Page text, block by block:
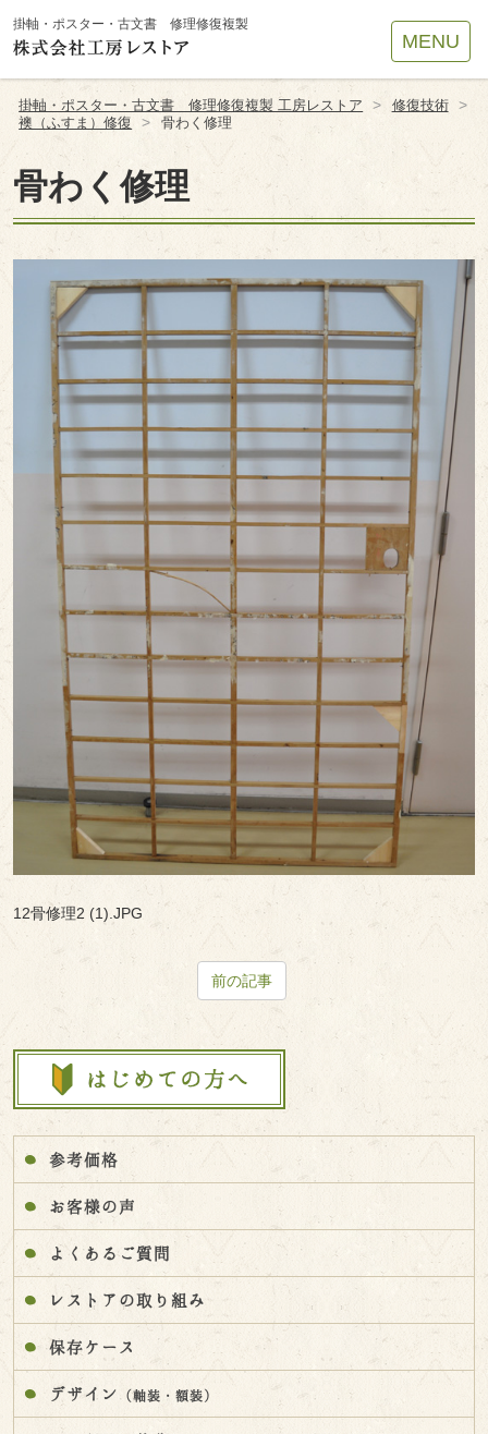
掛軸・ポスター・古文書 修理修復複製
MENU
掛軸・ポスター・古文書 修理修復複製 工房レストア > 修復技術 >
襖（ふすま）修復 > 骨わく修理
骨わく修理
12骨修理2 (1).JPG
前の記事
参考価格
お客様の声
よくあるご質問
レストアの取り組み
保存ケース
デザイン （軸装・額装）
Site
Footer